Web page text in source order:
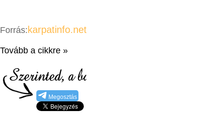
Forrás: karpatinfo.net
Tovább a cikkre »
Megosztás